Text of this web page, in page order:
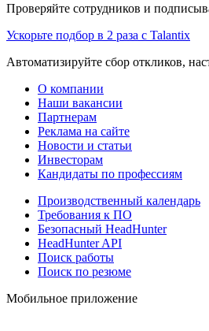
Проверяйте сотрудников и
Ускорьте подбор в 2 раза с Talantix
Автоматизируйте сбор откликов,
О компании
Наши вакансии
Партнерам
Реклама на сайте
Новости и статьи
Инвесторам
Кандидаты по профессиям
Производственный календарь
Требования к ПО
Безопасный HeadHunter
HeadHunter API
Поиск работы
Поиск по резюме
Мобильное приложение